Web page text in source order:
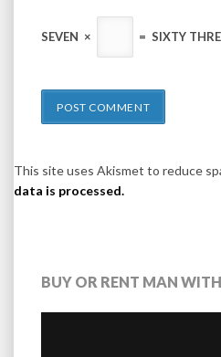
SEVEN × = SIXTY
This site uses Akismet to reduce
data is processed.
BUY OR RENT MAN